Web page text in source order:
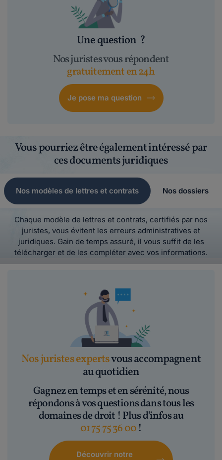
Une question ?
Nos juristes vous répondent
gratuitement en 24h
Je pose ma question
Vous pourriez être également intéressé par
ces documents juridiques
Nos modèles de lettres et contrats Nos dossiers
Chaque modèle de lettres et contrats, certifiés par nos
juristes, vous évitent les erreurs administratives et
juridiques. Gain de temps assuré, il vous suffit de les
télécharger et de les compléter avec vos informations.
Nos juristes expertsvous accompagnent
au quotidien
Gagnez en temps et en sérénité, nous
répondons à vos questions dans tous les
domaines de droit ! Plus d'infos au
01 75 75 36 00 !
Découvrir notre